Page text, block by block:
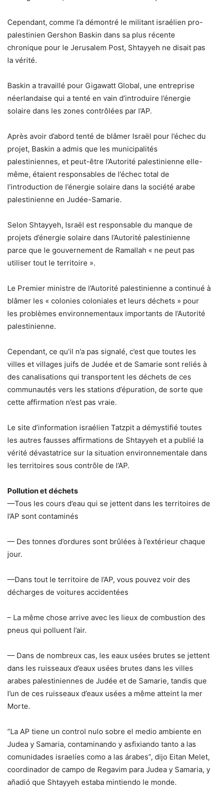
Cependant, comme l’a démontré le militant israélien pro-
palestinien Gershon Baskin dans sa plus récente
chronique pour le Jerusalem Post, Shtayyeh ne disait pas
la vérité.
Baskin a travaillé pour Gigawatt Global, une entreprise
néerlandaise qui a tenté en vain d’introduire l’énergie
solaire dans les zones contrôlées par l’AP.
Après avoir d’abord tenté de blâmer Israël pour l’échec du
projet, Baskin a admis que les municipalités
palestiniennes, et peut-être l’Autorité palestinienne elle-
même, étaient responsables de l’échec total de
l’introduction de l’énergie solaire dans la société arabe
palestinienne en Judée-Samarie.
Selon Shtayyeh, Israël est responsable du manque de
projets d’énergie solaire dans l’Autorité palestinienne
parce que le gouvernement de Ramallah « ne peut pas
utiliser tout le territoire ».
Le Premier ministre de l’Autorité palestinienne a continué à
blâmer les « colonies coloniales et leurs déchets » pour
les problèmes environnementaux importants de l’Autorité
palestinienne.
Cependant, ce qu’il n’a pas signalé, c’est que toutes les
villes et villages juifs de Judée et de Samarie sont reliés à
des canalisations qui transportent les déchets de ces
communautés vers les stations d’épuration, de sorte que
cette affirmation n’est pas vraie.
Le site d’information israélien Tatzpit a démystifié toutes
les autres fausses affirmations de Shtayyeh et a publié la
vérité dévastatrice sur la situation environnementale dans
les territoires sous contrôle de l’AP.
Pollution et déchets
—Tous les cours d’eau qui se jettent dans les territoires de
l’AP sont contaminés
— Des tonnes d’ordures sont brûlées à l’extérieur chaque
jour.
—Dans tout le territoire de l’AP, vous pouvez voir des
décharges de voitures accidentées
– La même chose arrive avec les lieux de combustion des
pneus qui polluent l’air.
— Dans de nombreux cas, les eaux usées brutes se jettent
dans les ruisseaux d’eaux usées brutes dans les villes
arabes palestiniennes de Judée et de Samarie, tandis que
l’un de ces ruisseaux d’eaux usées a même atteint la mer
Morte.
“La AP tiene un control nulo sobre el medio ambiente en
Judea y Samaria, contaminando y asfixiando tanto a las
comunidades israelíes como a las árabes”, dijo Eitan Melet,
coordinador de campo de Regavim para Judea y Samaria, y
añadió que Shtayyeh estaba mintiendo le monde.